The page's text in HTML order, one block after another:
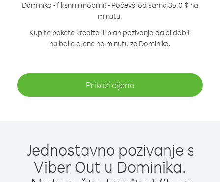
Dominika - fiksni ili mobilni! - Počevši od samo 35.0 ¢ na
minutu.
Kupite pakete kredita ili plan pozivanja da bi dobili
najbolje cijene na minutu za Dominika.
Prikaži cijene
Jednostavno pozivanje s
Viber Out u Dominika.